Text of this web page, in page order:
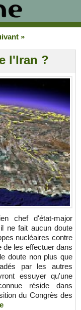
»
l'Iran ?
chef d'état-major
ne fait aucun doute
nucléaires contre
de les effectuer dans
doute non plus que
par les autres
essuyer qu'une
réside dans
du Congrès des